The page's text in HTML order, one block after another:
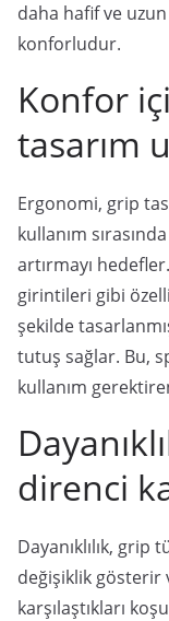
daha hafif ve
konforludur.
Konfor
tasarım
Ergonomi, grip
kullanım
artırmayı
girintileri gibi
şekilde
tutuş sağlar. Bu,
kullanım
direnci
Dayanıklılık,
değişiklik gösterir
karşılaştıkları